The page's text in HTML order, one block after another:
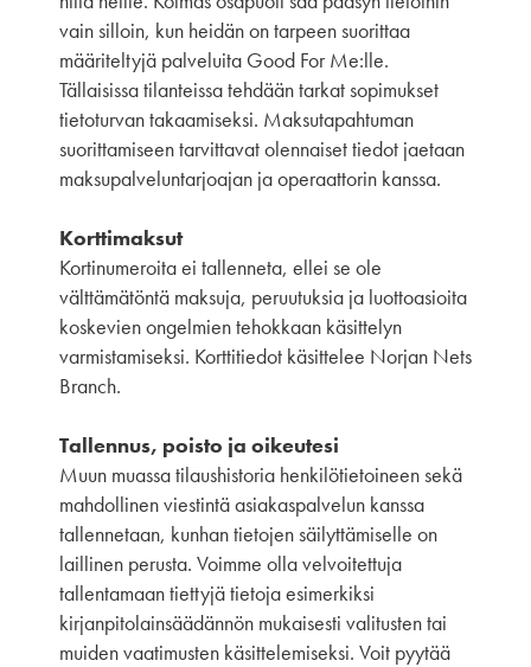
vain silloin, kun heidän on tarpeen suorittaa
määriteltyjä palveluita Good For Me:lle.
Tällaisissa tilanteissa tehdään tarkat sopimukset
tietoturvan takaamiseksi. Maksutapahtuman
suorittamiseen tarvittavat olennaiset tiedot jaetaan
maksupalveluntarjoajan ja operaattorin kanssa.
Korttimaksut
Kortinumeroita ei tallenneta, ellei se ole
välttämätöntä maksuja, peruutuksia ja luottoasioita
koskevien ongelmien tehokkaan käsittelyn
varmistamiseksi. Korttitiedot käsittelee Norjan Nets
Branch.
Tallennus, poisto ja oikeutesi
Muun muassa tilaushistoria henkilötietoineen sekä
mahdollinen viestintä asiakaspalvelun kanssa
tallennetaan, kunhan tietojen säilyttämiselle on
laillinen perusta. Voimme olla velvoitettuja
tallentamaan tiettyjä tietoja esimerkiksi
kirjanpitolainsäädännön mukaisesti valitusten tai
muiden vaatimusten käsittelemiseksi. Voit pyytää